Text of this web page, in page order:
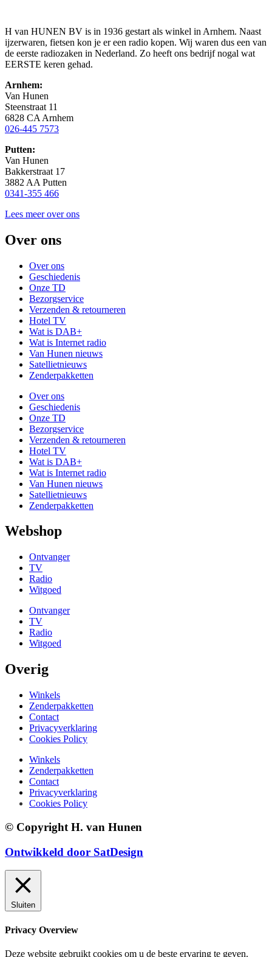
H van HUNEN BV is in 1936 gestart als winkel in Arnhem. Naast
ijzerwaren, fietsen kon je er een radio kopen. Wij waren dus een van
de eerste radiozaken in Nederland. Zo heeft ons bedrijf nogal wat
EERSTE keren gehad.
Arnhem:
Van Hunen
Steenstraat 11
6828 CA Arnhem
026-445 7573
Putten:
Van Hunen
Bakkerstraat 17
3882 AA Putten
0341-355 466
Lees meer over ons
Over ons
Over ons
Geschiedenis
Onze TD
Bezorgservice
Verzenden & retourneren
Hotel TV
Wat is DAB+
Wat is Internet radio
Van Hunen nieuws
Satellietnieuws
Zenderpakketten
Over ons
Geschiedenis
Onze TD
Bezorgservice
Verzenden & retourneren
Hotel TV
Wat is DAB+
Wat is Internet radio
Van Hunen nieuws
Satellietnieuws
Zenderpakketten
Webshop
Ontvanger
TV
Radio
Witgoed
Ontvanger
TV
Radio
Witgoed
Overig
Winkels
Zenderpakketten
Contact
Privacyverklaring
Cookies Policy
Winkels
Zenderpakketten
Contact
Privacyverklaring
Cookies Policy
© Copyright H. van Hunen
Ontwikkeld door SatDesign
Sluiten
Privacy Overview
Deze website gebruikt cookies om u de beste ervaring te geven.